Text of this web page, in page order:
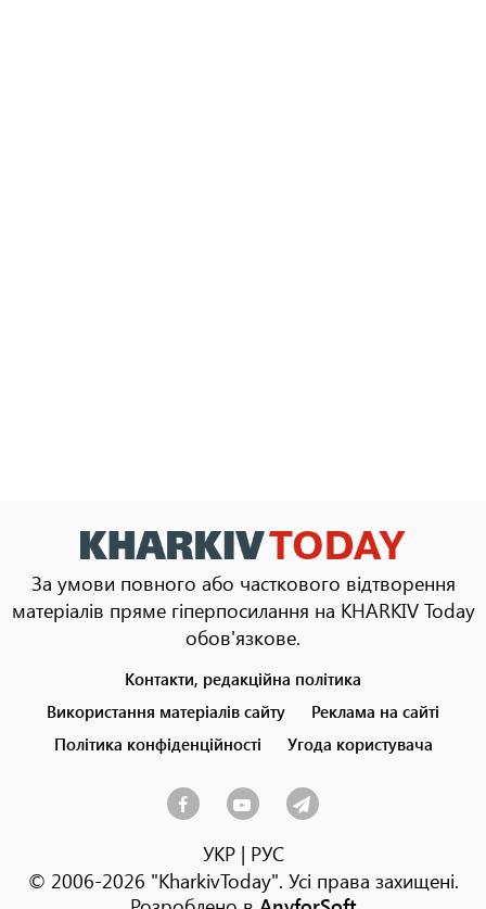
За умови повного або часткового відтворення
матеріалів пряме гіперпосилання на KHARKIV Today
обов'язкове.
menu
Контакти, редакційна політика
Використання матеріалів сайту
Реклама на сайті
Політика конфіденційності
Угода користувача
УКР| РУС
© 2006-2026 "KharkivToday". Усі права захищені.